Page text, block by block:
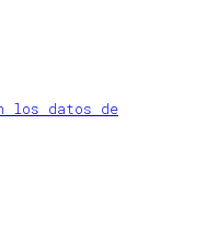
los datos de